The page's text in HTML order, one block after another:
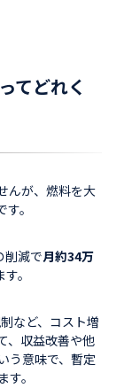
てどれく
んが、燃料を大
。
削減で月約34万
。
など、コスト増
、収益改善や他
う意味で、暫定
。